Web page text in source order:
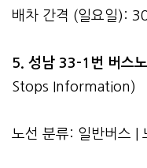
배차 간격 (일요일):
5. 성남 33-1번 버스
Stops Information)
노선 분류: 일반버스 |